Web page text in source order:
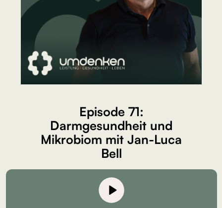
Episode 71:
Darmgesundheit und
Mikrobiom mit Jan-Luca
Bell